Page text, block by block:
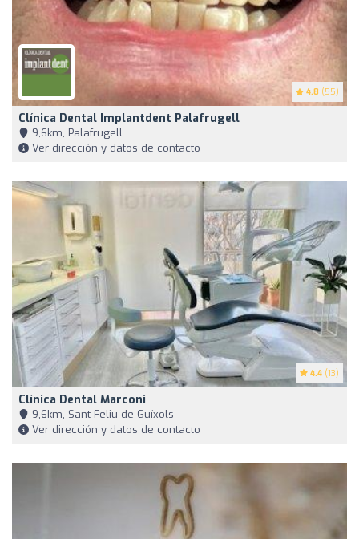
4.8 (55)
Clínica Dental Implantdent Palafrugell
9,6km, Palafrugell
Ver dirección y datos de contacto
4.4 (13)
Clínica Dental Marconi
9,6km, Sant Feliu de Guíxols
Ver dirección y datos de contacto